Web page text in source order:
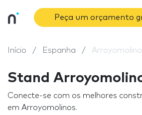
Peça um orçamento
Início Espanha
Stand
Conecte-se com os melhores
em Arroyomolinos.